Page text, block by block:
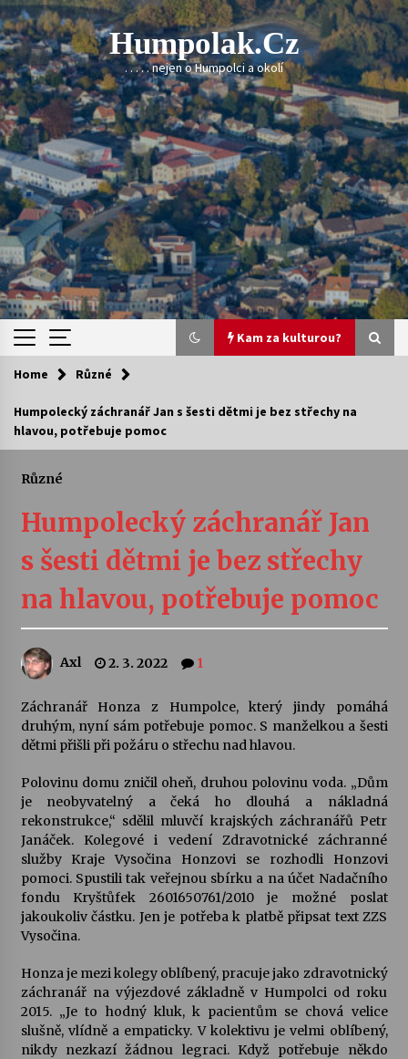
Skip
to
content
Humpolak.cz
. . . . . nejen o Humpolci a okolí
Kam za kulturou?
Kam za kulturou?
Letní koncerty ve Stromovce: Ars Camerata a
Vernisáž výstavy Josefíny Duškové: Stávám se
30. 7. 2026
Veselí muzikanti
30. 7. 2026
šedesátka: 28. 7.–1. 8. 2026
28. 7. 2026
Jenakaši
28. 7. 2026
Votavžatský ploty
23. 7. 2026
Vysočinka
17. 7. 2026
Home Různé
Humpolecký záchranář Jan s šesti dětmi je bez střechy na
hlavou, potřebuje pomoc
Různé
Humpolecký záchranář Jan
s šesti dětmi je bez střechy
na hlavou, potřebuje pomoc
Axl 2. 3. 2022 1
Záchranář Honza z Humpolce, který jindy pomáhá
druhým, nyní sám potřebuje pomoc. S manželkou a šesti
dětmi přišli při požáru o střechu nad hlavou.
Polovinu domu zničil oheň, druhou polovinu voda. „Dům
je neobyvatelný a čeká ho dlouhá a nákladná
rekonstrukce,“ sdělil mluvčí krajských záchranářů Petr
Janáček. Kolegové i vedení Zdravotnické záchranné
služby Kraje Vysočina Honzovi se rozhodli Honzovi
pomoci. Spustili tak veřejnou sbírku a na účet Nadačního
fondu Kryštůfek 2601650761/2010 je možné poslat
jakoukoliv částku. Jen je potřeba k platbě připsat text ZZS
Vysočina.
Honza je mezi kolegy oblíbený, pracuje jako zdravotnický
záchranář na výjezdové základně v Humpolci od roku
2015. „Je to hodný kluk, k pacientům se chová velice
slušně, vlídně a empaticky. V kolektivu je velmi oblíbený,
nikdy nezkazí žádnou legraci. Když potřebuje někdo